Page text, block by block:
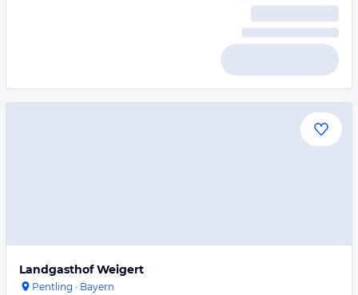
Landgasthof Weigert
Pentling · Bayern